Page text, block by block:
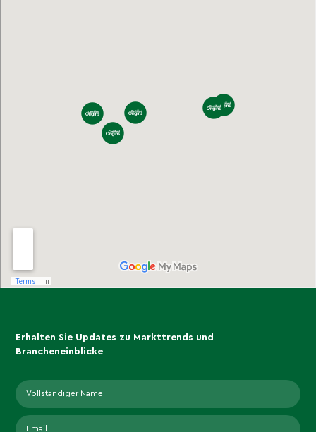
Erhalten Sie Updates zu Markttrends und
Brancheneinblicke